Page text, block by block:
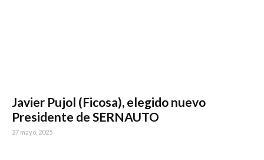
Javier Pujol (Ficosa), elegido nuevo
Presidente de SERNAUTO
27 mayo, 2025